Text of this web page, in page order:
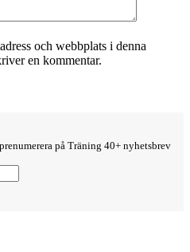
och webbplats i denna
en kommentar.
på Träning 40+ nyhetsbrev